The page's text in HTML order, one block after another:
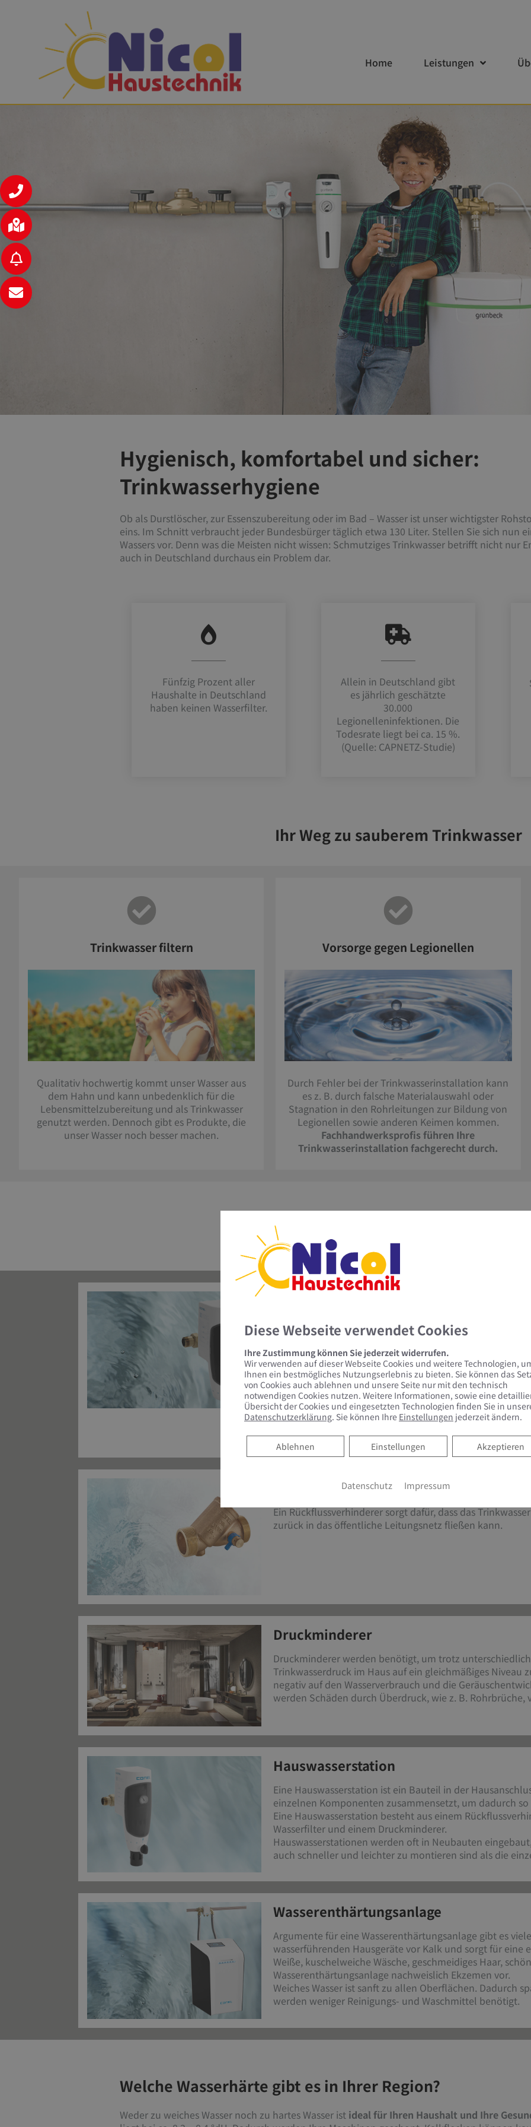
Home Leistungen
Hygienisch, komfortabel und sicher:
Trinkwasserhygiene
Ob als Durstlöscher, zur Essenszubereitung oder im Bad – Wasser ist unser wichtigster
eins. Im Schnitt verbraucht jeder Bundesbürger täglich etwa 130 Liter. Stellen Sie sich nun
Wassers vor. Denn was die Meisten nicht wissen: Schmutziges Trinkwasser betrifft nicht nur
auch in Deutschland durchaus ein Problem dar.
Fünfzig Prozent aller
Haushalte in Deutschland
haben keinen Wasserfilter.
Allein in Deutschland gibt
es jährlich geschätzte
30.000
Legionelleninfektionen. Die
Todesrate liegt bei ca. 15 %.
(Quelle: CAPNETZ-Studie)
Ihr Weg zu sauberem Trinkwasser
Trinkwasser filtern
Qualitativ hochwertig kommt unser Wasser aus
dem Hahn und kann unbedenklich für die
Lebensmittelzubereitung und als Trinkwasser
genutzt werden. Dennoch gibt es Produkte, die
unser Wasser noch besser machen.
Vorsorge gegen Legionellen
Durch Fehler bei der Trinkwasserinstallation kann
es z. B. durch falsche Materialauswahl oder
Stagnation in den Rohrleitungen zur Bildung von
Legionellen sowie anderen Keimen kommen.
Fachhandwerksprofis führen Ihre
Trinkwasserinstallation fachgerecht durch.
Produkte, die Ihr Trinkwasser besser
Schmutziges Trinkwasser betrifft nicht nur
Deutschland durchaus ein Problem dar. Sobald es im
zu einer Rohrspülung durch den Versorger kommt,
gelangen.
Wasserfilter halten im Trinkwasser mitgeführte Partikel
kleine Rostteilchen zurück und schützen somit die
Verunreinigung.Gemäß der Trinkwasserverordnung
Hauseingang nach dem Wasserzähler ein Schutzfilter
montiert, wird eine regelmäßige Wartung oftmals außer
Wasserqualität kann dann nicht mehr gewährleistet
Rückflussverhinderer​
Ein Rückflussverhinderer sorgt dafür, dass das
zurück in das öffentliche Leitungsnetz fließen kann.
Druckminderer​
Druckminderer werden benötigt, um trotz
Trinkwasserdruck im Haus auf ein gleichmäßiges Niveau
negativ auf den Wasserverbrauch und die
werden Schäden durch Überdruck, wie z. B. Rohrbrüche,
Hauswasserstation
Eine Hauswasserstation ist ein Bauteil in der
einzelnen Komponenten zusammensetzt, um dadurch
Eine Hauswasserstation besteht aus einem
Wasserfilter und einem Druckminderer.
Hauswasserstationen werden oft in Neubauten
auch schneller und leichter zu montieren sind als die
Wasserenthärtungsanlage
Argumente für eine Wasserenthärtungsanlage gibt es
wasserführenden Hausgeräte vor Kalk und sorgt für eine
Weiße, kuschelweiche Wäsche, geschmeidiges Haar,
Wasserenthärtungsanlage nachweislich Ekzemen vor.
Weiches Wasser ist sanft zu allen Oberflächen. Dadurch
werden weniger Reinigungs- und Waschmittel benötigt.
Welche Wasserhärte gibt es in Ihrer Region?
Weder zu weiches Wasser noch zu hartes Wasser ist ideal für Ihren Haushalt und Ihre
Diese Webseite verwendet Cookies
Ihre Zustimmung können Sie jederzeit widerrufen.
Wir verwenden auf dieser Webseite Cookies und weitere Technologien,
Ihnen ein bestmögliches Nutzungserlebnis zu bieten. Sie können das
von Cookies auch ablehnen und unsere Seite nur mit den technisch
notwendigen Cookies nutzen. Weitere Informationen, sowie eine
Übersicht der Cookies und eingesetzten Technologien finden Sie in
Datenschutzerklärung. Sie können Ihre Einstellungen jederzeit ändern.
Akzeptieren
Einstellungen
Ablehnen
Ablehnen
Datenschutz Impressum